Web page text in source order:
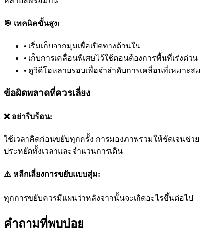
🎯 เทคนิคขั้นสูง:
• เริ่มเก็บจากมุมเพื่อเปิดทางด้านใน
• เก็บการเคลื่อนพิเศษไว้ใช้ตอนต้องการพื้นที่เร่งด่วน
• ดูวิดีโอหลายรอบเพื่อจำลำดับการเคลื่อนที่เหมาะสม
ข้อผิดพลาดที่ควรเลี่ยง
❌ อย่ารีบร้อน:
ใช้เวลาคิดก่อนขยับทุกครั้ง การมองภาพรวมให้ชัดเจนช่วย
ประหยัดทั้งเวลาและจำนวนการเดิน
⚠️ หลีกเลี่ยงการขยับแบบสุ่ม:
ทุกการขยับควรมีแผนว่าหลังจากนั้นจะเกิดอะไรขึ้นต่อไป
คำถามที่พบบ่อย